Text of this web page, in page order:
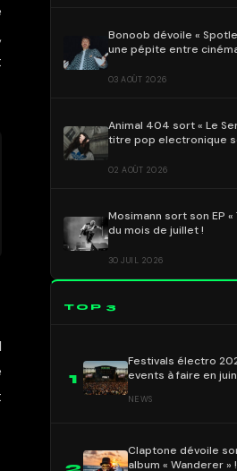
Bonoob dévoile «
une pépite entre
03 AOÛT 2026
Animal 404 sort « Le
titre pop electronique
02 AOÛT 2026
Mosimann sort son EP «
du mois de juillet !
30 JUIL 2026
TOP 3
1
Festivals électro
events à faire en
NEWS
Claptone dévoile
album « Wanderer » !